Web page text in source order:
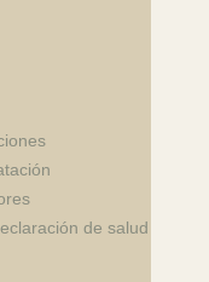
de salud